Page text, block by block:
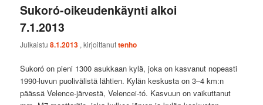
Sukoró-oikeudenkäynti alkoi
7.1.2013
Julkaistu8.1.2013 , kirjoittanuttenho
Sukoró on pieni 1300 asukkaan kylä, joka on kasvanut nopeasti
1990-luvun puolivälistä lähtien. Kylän keskusta on 3–4 km:n
päässä Velence-järvestä, Velencei-tó. Kasvuun on vaikuttanut